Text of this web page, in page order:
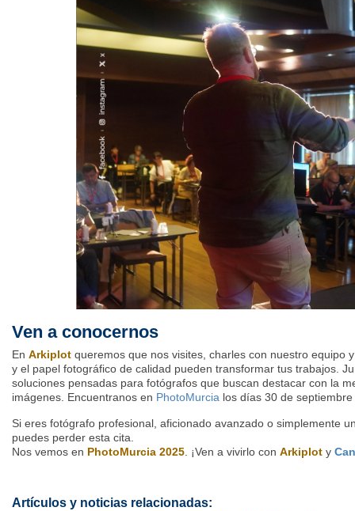
Ven a conocernos
En Arkiplot queremos que nos visites, charles con nuestro equipo
y el papel fotográfico de calidad pueden transformar tus trabajos.
soluciones pensadas para fotógrafos que buscan destacar con la
imágenes. Encuentranos en PhotoMurcia los días 30 de
Si eres fotógrafo profesional, aficionado avanzado o simplemente
puedes perder esta cita.
Nos vemos en PhotoMurcia 2025. ¡Ven a vivirlo con Arkiplot y
Artículos y noticias relacionadas: